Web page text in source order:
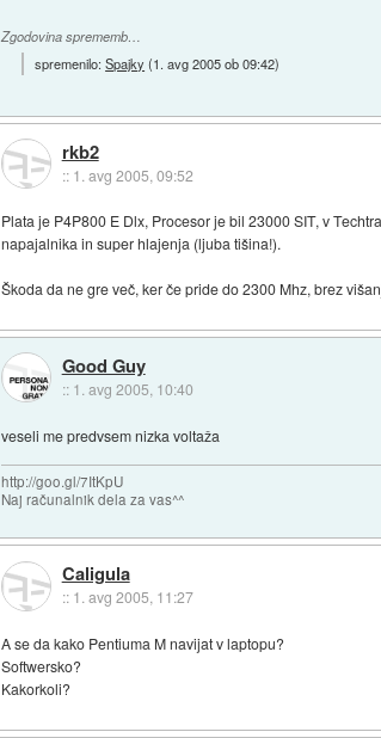
Zgodovina sprememb…
spremenilo:Spajky (1. avg 2005 ob 09:42)
rkb2
:: 1. avg 2005, 09:52
Plata je P4P800 E Dlx, Procesor je bil 23000 SIT, v
napajalnika in super hlajenja (ljuba tišina!).
Škoda da ne gre več, ker če pride do 2300 Mhz, brez
Good Guy
:: 1. avg 2005, 10:40
veseli me predvsem nizka voltaža
http://goo.gl/7ItKpU
Naj računalnik dela za vas^^
Caligula
:: 1. avg 2005, 11:27
A se da kako Pentiuma M navijat v laptopu?
Softwersko?
Kakorkoli?